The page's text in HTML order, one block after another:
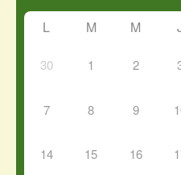
L M M
30 1 2
7 8 9
14 15 16